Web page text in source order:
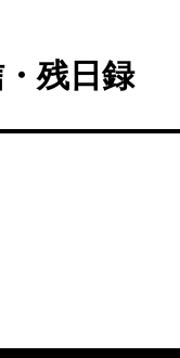
残日録